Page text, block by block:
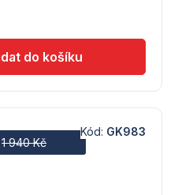
1 940 Kč
Kód: GK983